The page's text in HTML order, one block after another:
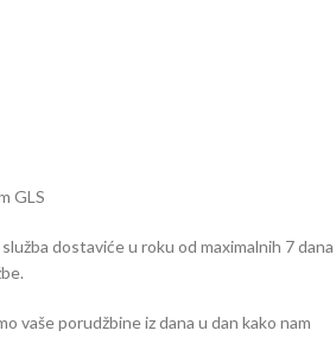
GLS
dostaviće u roku od maximalnih 7 dana
vaše porudžbine iz dana u dan kako nam